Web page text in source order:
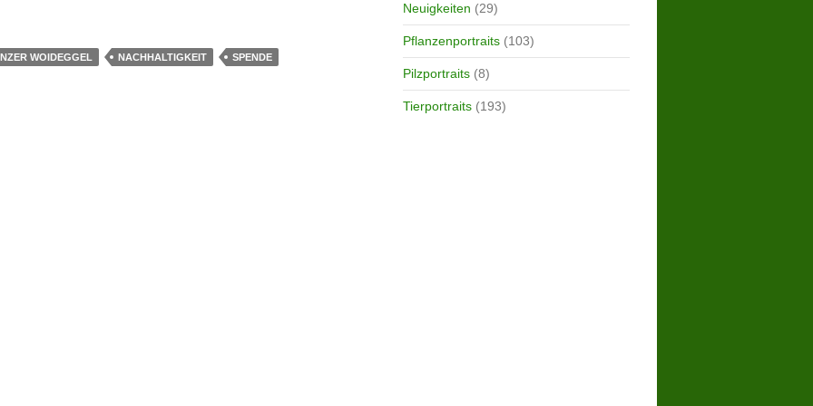
WOIDEGGEL NACHHALTIGKEIT SPENDE
Neuigkeiten (29)
Pflanzenportraits(103)
Pilzportraits(8)
Tierportraits(193)